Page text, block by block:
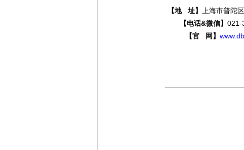
【地 址】
上海市普陀
【电话&微信】 021-
【官 网】